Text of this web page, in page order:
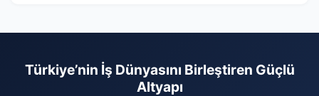
Türkiye’nin İş Dünyasını Birleştiren Güçlü
Altyapı